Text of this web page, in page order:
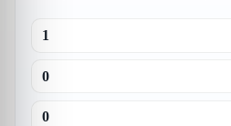
1
0
0